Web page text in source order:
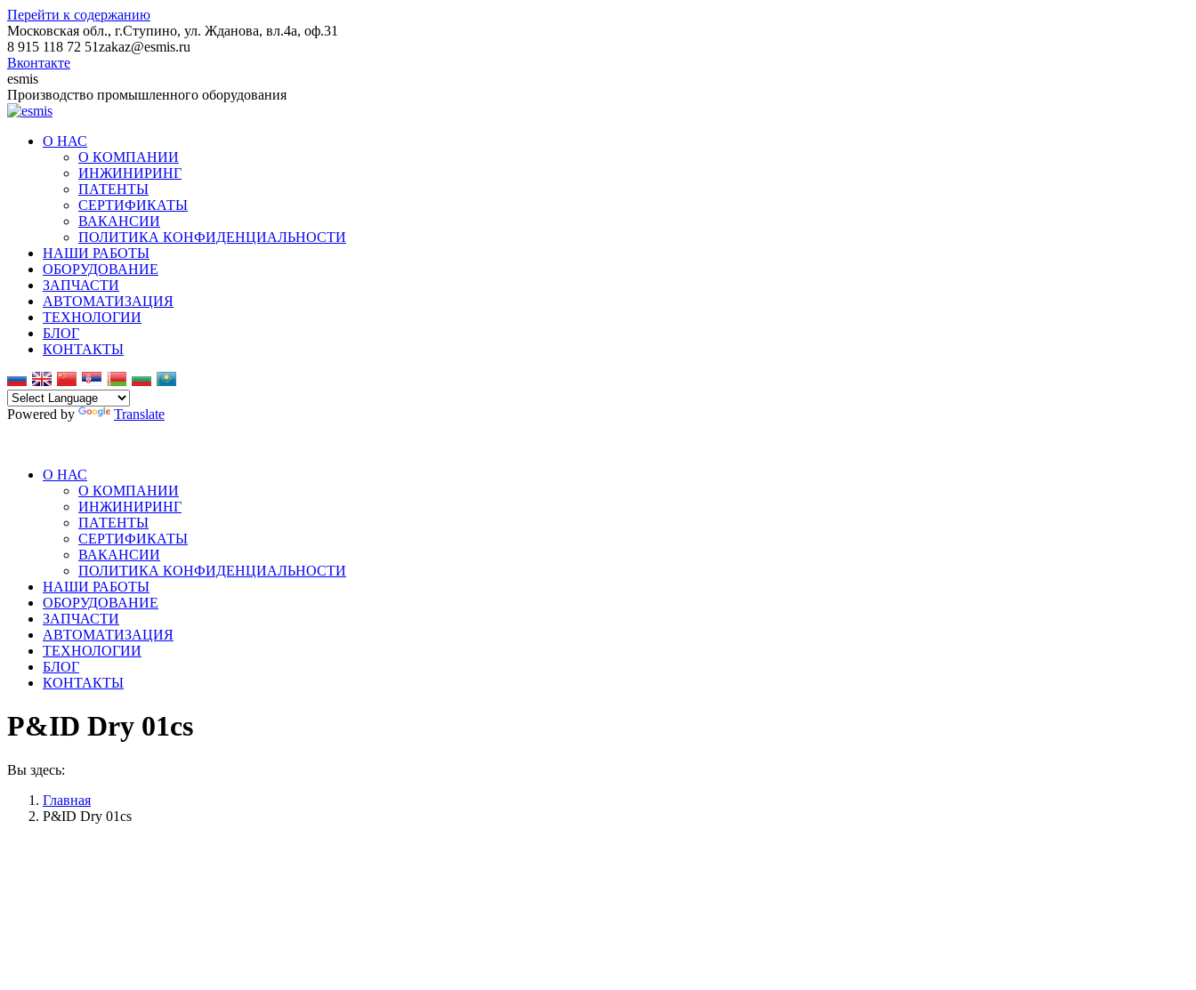
Перейти к содержанию
Московская обл., г.Ступино, ул. Жданова, вл.4а, оф.31
8 915 118 72 51zakaz@esmis.ru
Вконтакте
esmis
Производство промышленного оборудования
О НАС
О КОМПАНИИ
ИНЖИНИРИНГ
ПАТЕНТЫ
СЕРТИФИКАТЫ
ВАКАНСИИ
ПОЛИТИКА КОНФИДЕНЦИАЛЬНОСТИ
НАШИ РАБОТЫ
ОБОРУДОВАНИЕ
ЗАПЧАСТИ
АВТОМАТИЗАЦИЯ
ТЕХНОЛОГИИ
БЛОГ
КОНТАКТЫ
Powered by Translate
О НАС
О КОМПАНИИ
ИНЖИНИРИНГ
ПАТЕНТЫ
СЕРТИФИКАТЫ
ВАКАНСИИ
ПОЛИТИКА КОНФИДЕНЦИАЛЬНОСТИ
НАШИ РАБОТЫ
ОБОРУДОВАНИЕ
ЗАПЧАСТИ
АВТОМАТИЗАЦИЯ
ТЕХНОЛОГИИ
БЛОГ
КОНТАКТЫ
P&ID Dry 01сs
Вы здесь:
Главная
P&ID Dry 01сs